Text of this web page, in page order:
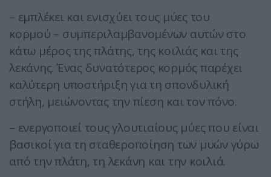
– εμπλέκει και ενισχύει τους μύες του
κορμού – συμπεριλαμβανομένων αυτών στο
κάτω μέρος της πλάτης, της κοιλιάς και της
λεκάνης. Ένας δυνατότερος κορμός παρέχει
καλύτερη υποστήριξη για τη σπονδυλική
στήλη, μειώνοντας την πίεση και τον πόνο.
– ενεργοποιεί τους γλουτιαίους μύες που είναι
βασικοί για τη σταθεροποίηση των μυών γύρω
από την πλάτη, τη λεκάνη και την κοιλιά.